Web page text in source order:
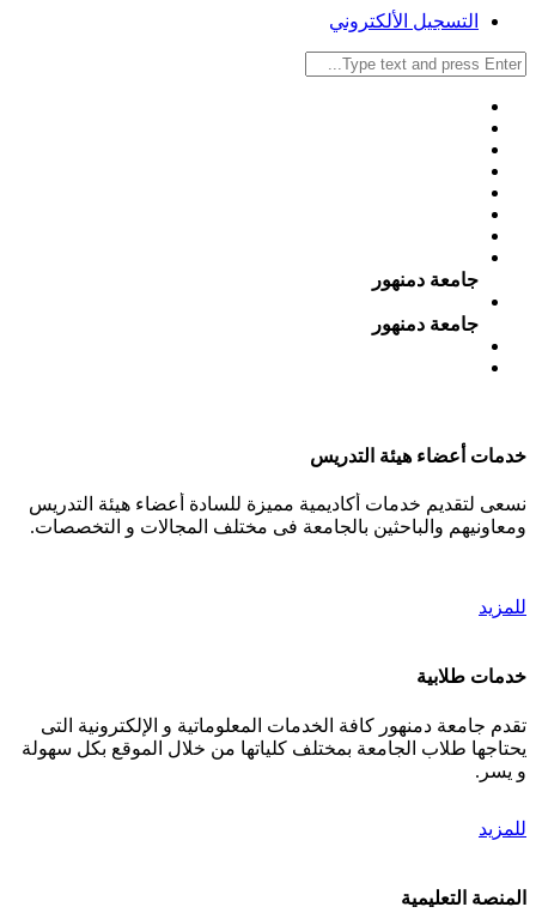
التسجيل الألكتروني
جامعة دمنهور
جامعة دمنهور
خدمات أعضاء هيئة التدريس
نسعى لتقديم خدمات أكاديمية مميزة للسادة أعضاء هيئة التدريس
ومعاونيهم والباحثين بالجامعة فى مختلف المجالات و التخصصات.
للمزيد
خدمات طلابية
تقدم جامعة دمنهور كافة الخدمات المعلوماتية و الإلكترونية التى
يحتاجها طلاب الجامعة بمختلف كلياتها من خلال الموقع بكل سهولة
و يسر.
للمزيد
المنصة التعليمية